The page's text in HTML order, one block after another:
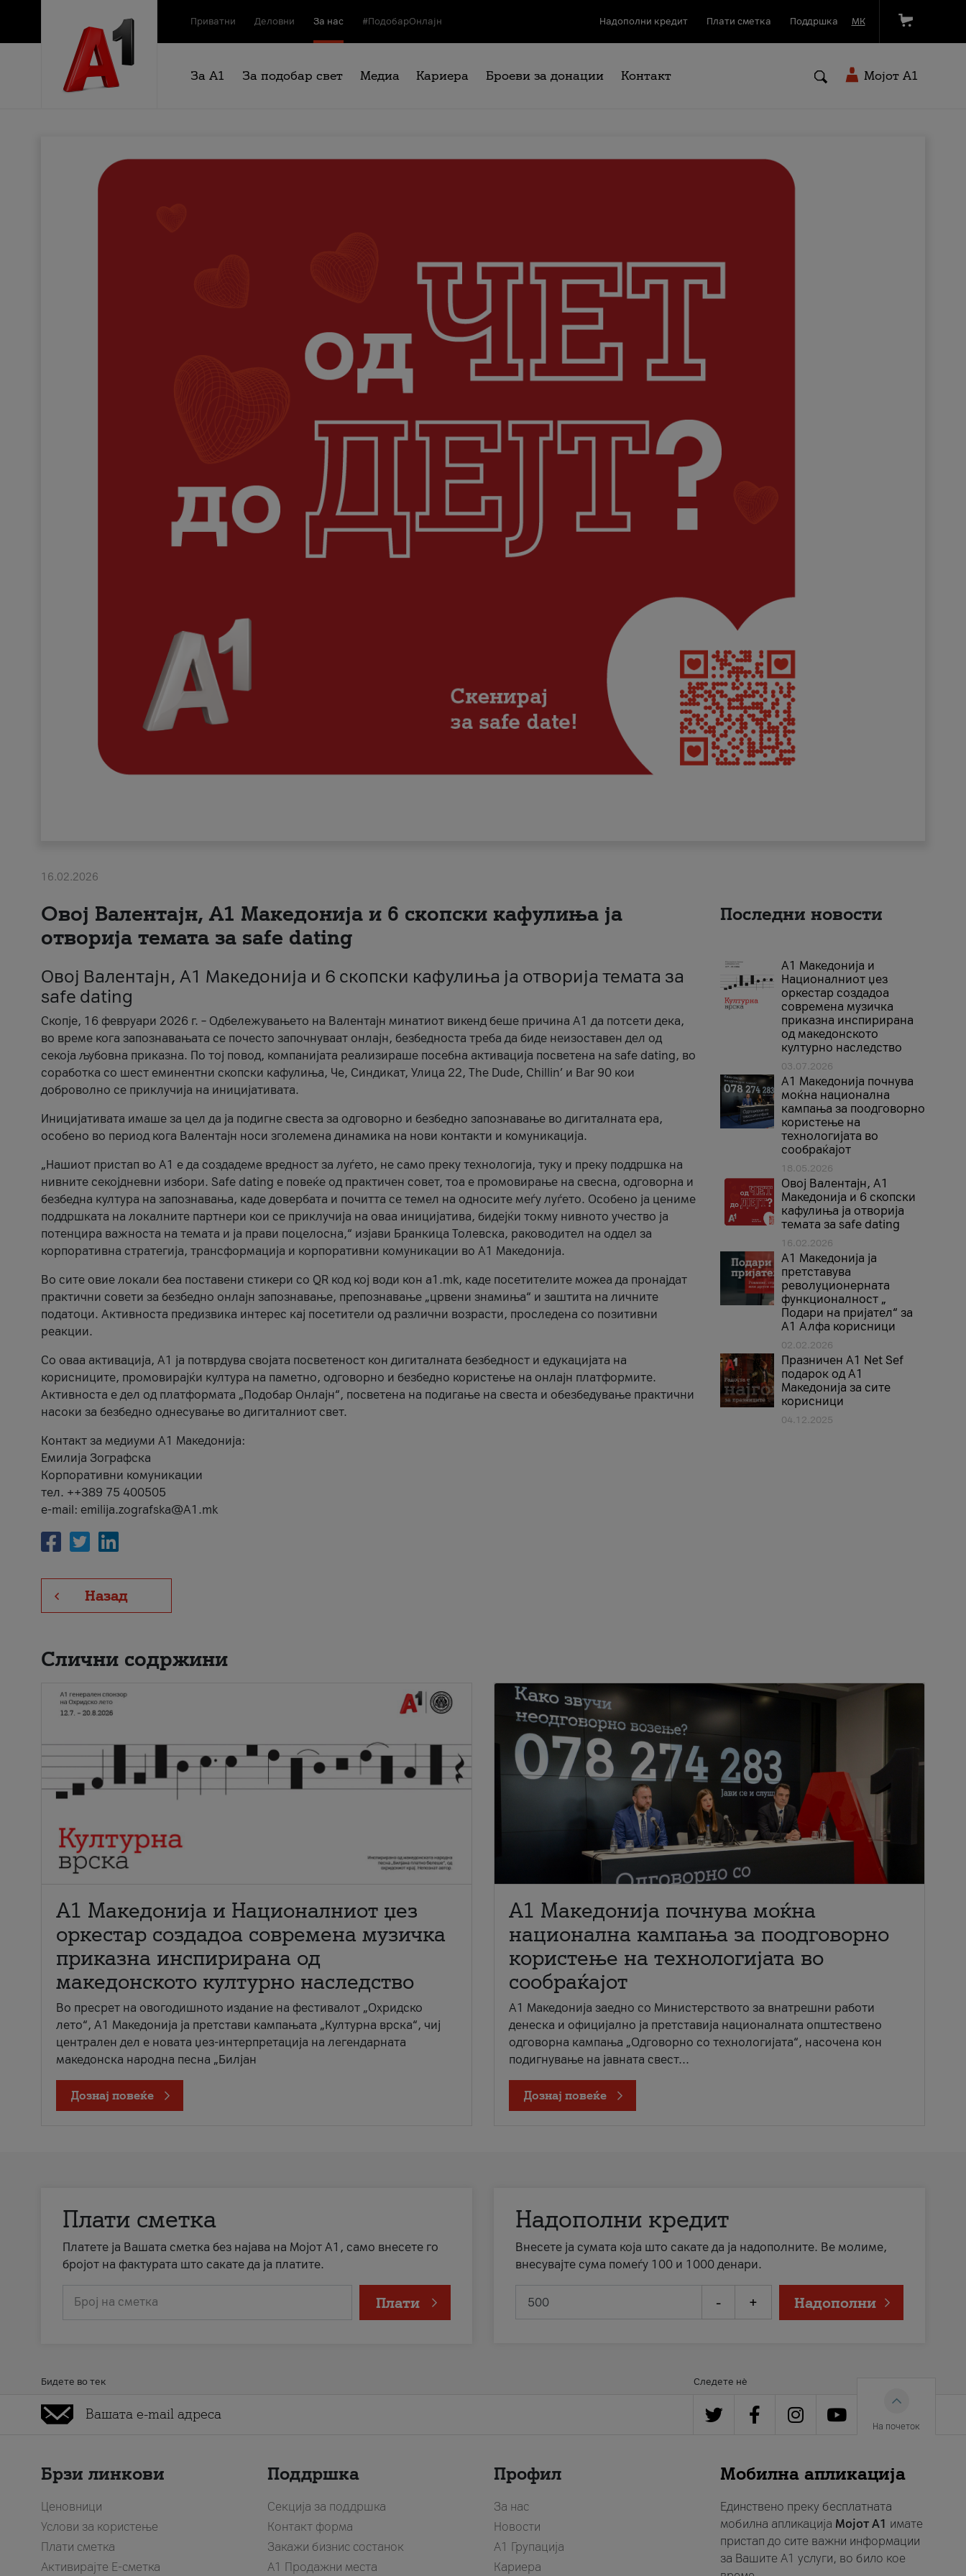
Приватни Деловни За нас #ПодобарОнлајн Надополни кредит Плати сметка Поддршка МК
За А1 За подобар свет Медиа Кариера Броеви за донации Контакт Мојот A1
16.02.2026
Овој Валентајн, A1 Македонија и 6 скопски кафулиња ја
отворија темата за safe dating
Овој Валентајн, A1 Македонија и 6 скопски кафулиња ја отворија темата за
safe dating
Скопје, 16 февруари 2026 г. – Одбележувањето на Валентајн минатиот викенд беше причина А1 да потсети дека,
во време кога запознавањата се почесто започнуваат онлајн, безбедноста треба да биде неизоставен дел од
секоја љубовна приказна. По тој повод, компанијата реализираше посебна активација посветена на safe dating, во
соработка со шест еминентни скопски кафулиња, Че, Синдикат, Улица 22, The Dude, Chillin’ и Bar 90 кои
доброволно се приклучија на иницијативата.
Иницијативата имаше за цел да ја подигне свеста за одговорно и безбедно запознавање во дигиталната ера,
особено во период кога Валентајн носи зголемена динамика на нови контакти и комуникација.
„Нашиот пристап во А1 е да создадеме вредност за луѓето, не само преку технологија, туку и преку поддршка на
нивните секојдневни избори. Safe dating е повеќе од практичен совет, тоа е промовирање на свесна, одговорна и
безбедна култура на запознавања, каде довербата и почитта се темел на односите меѓу луѓето. Особено ја цениме
поддршката на локалните партнери кои се приклучија на оваа иницијатива, бидејќи токму нивното учество ја
потенцира важноста на темата и ја прави поцелосна,“ изјави Бранкица Толевска, раководител на оддел за
корпоративна стратегија, трансформација и корпоративни комуникации во А1 Македонија.
Во сите овие локали беа поставени стикери со QR код кој води кон a1.mk, каде посетителите можеа да пронајдат
практични совети за безбедно онлајн запознавање, препознавање „црвени знамиња“ и заштита на личните
податоци. Активноста предизвика интерес кај посетители од различни возрасти, проследена со позитивни
реакции.
Со оваа активација, А1 ја потврдува својата посветеност кон дигиталната безбедност и едукацијата на
корисниците, промовирајќи култура на паметно, одговорно и безбедно користење на онлајн платформите.
Активноста е дел од платформата „Подобар Онлајн“, посветена на подигање на свеста и обезбедување практични
насоки за безбедно однесување во дигиталниот свет.
Контакт за медиуми А1 Македонија:
Емилија Зографска
Корпоративни комуникации
тел. ++389 75 400505
e-mail: emilija.zografska@A1.mk
Назад
Последни новости
А1 Македонија и
Националниот џез
оркестар создадоа
современа музичка
приказна инспирирана
од македонското
културно наследство
03.07.2026
A1 Македонија почнува
моќна национална
кампања за поодговорно
користење на
технологијата во
сообраќајот
18.05.2026
Овој Валентајн, A1
Македонија и 6 скопски
кафулиња ја отворија
темата за safe dating
16.02.2026
А1 Македонија ја
претставува
револуционерната
функционалност „
Подари на пријател“ за
А1 Алфа корисници
02.02.2026
Празничен A1 Net Sеf
подарок од А1
Македонија за сите
корисници
04.12.2025
Слични содржини
А1 Македонија и Националниот џез
оркестар создадоа современа музичка
приказна инспирирана од
македонското културно наследство
Во пресрет на овогодишното издание на фестивалот „Охридско
лето“, А1 Македонија ја претстави кампањата „Културна врска“, чиј
централен дел е новата џез-интерпретација на легендарната
македонска народна песна „Билјан
Дознај повеќе
A1 Македонија почнува моќна
национална кампања за поодговорно
користење на технологијата во
сообраќајот
A1 Македонија заедно со Министерството за внатрешни работи
денеска и официјално ја претставија националната општествено
одговорна кампања „Одговорно со технологијата“, насочена кон
подигнување на јавната свест...
Дознај повеќе
Плати сметка
Платете ја Вашата сметка без најава на Мојот А1, само внесете го
бројот на фактурата што сакате да ја платите.
Број на сметка Плати
Надополни кредит
Внесете ја сумата која што сакате да ја надополните. Ве молиме,
внесувајте сума помеѓу 100 и 1000 денари.
- + Надополни
Бидете во тек Следете нè
На почеток
Брзи линкови
Ценовници
Услови за користење
Плати сметка
Активирајте Е-сметка
Поддршка
Секција за поддршка
Контакт форма
Закажи бизнис состанок
A1 Продажни места
Профил
За нас
Новости
А1 Групација
Кариера
Мобилна апликација
Единствено преку бесплатната
мобилна апликација Мојот A1 имате
пристап до сите важни информации
за Вашите A1 услуги, во било кое